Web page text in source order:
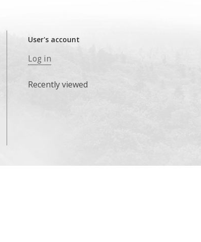
User's account
Log in
Recently viewed